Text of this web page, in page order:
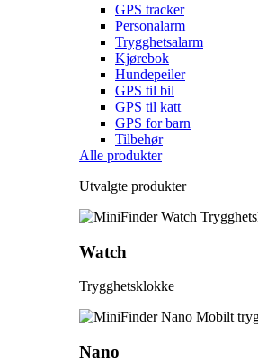
GPS tracker
Personalarm
Trygghetsalarm
Kjørebok
Hundepeiler
GPS til bil
GPS til katt
GPS for barn
Tilbehør
Alle produkter
Utvalgte produkter
Watch
Trygghetsklokke
Nano